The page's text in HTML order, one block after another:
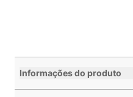
Informações do produto